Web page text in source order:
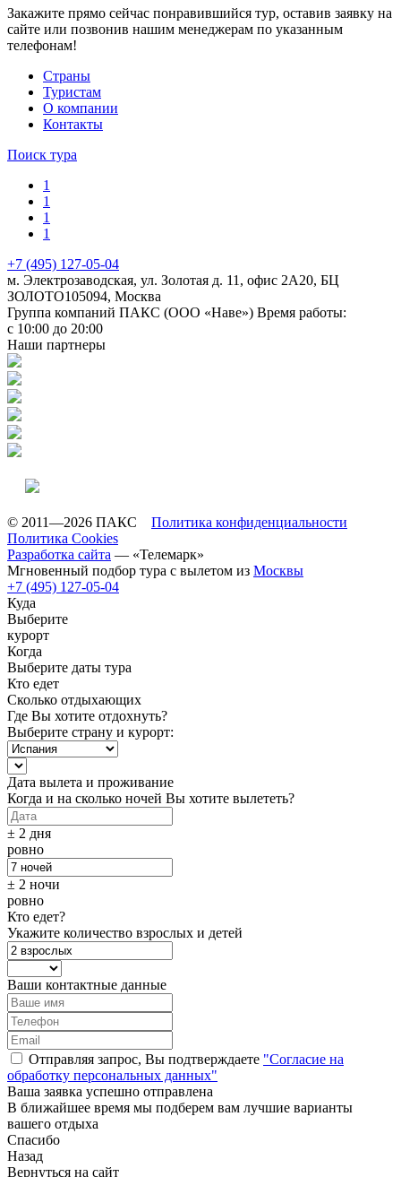
Закажите прямо сейчас понравившийся тур, оставив заявку на
сайте или позвонив нашим менеджерам по указанным
телефонам!
Cтраны
Туристам
О компании
Контакты
Поиск тура
1
1
1
1
+7 (495) 127-05-04
м. Электрозаводская, ул. Золотая д. 11, офис 2А20, БЦ
ЗОЛОТО105094, Москва
Группа компаний ПАКС (ООО «Наве») Время работы:
с 10:00 до 20:00
Наши партнеры
© 2011—2026 ПАКС Политика конфиденциальности
Политика Cookies
Разработка сайта — «Телемарк»
Мгновенный подбор тура с вылетом из Москвы
+7 (495) 127-05-04
Куда
Выберите
курорт
Когда
Выберите даты тура
Кто едет
Сколько отдыхающих
Где Вы хотите отдохнуть?
Выберите страну и курорт:
Дата вылета и проживание
Когда и на сколько ночей Вы хотите вылететь?
± 2 дня
ровно
± 2 ночи
ровно
Кто едет?
Укажите количество взрослых и детей
Ваши контактные данные
Отправляя запрос, Вы подтверждаете "Согласие на
обработку персональных данных"
Ваша заявка успешно отправлена
В ближайшее время мы подберем вам лучшие варианты
вашего отдыха
Спасибо
Назад
Вернуться на сайт